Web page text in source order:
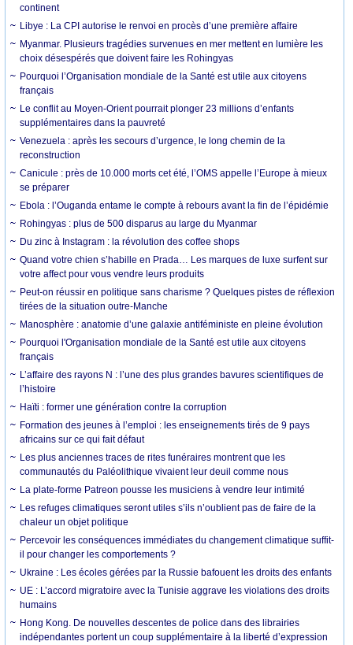
continent
Libye : La CPI autorise le renvoi en procès d’une première affaire
Myanmar. Plusieurs tragédies survenues en mer mettent en lumière les
choix désespérés que doivent faire les Rohingyas
Pourquoi l’Organisation mondiale de la Santé est utile aux citoyens
français
Le conflit au Moyen-Orient pourrait plonger 23 millions d’enfants
supplémentaires dans la pauvreté
Venezuela : après les secours d’urgence, le long chemin de la
reconstruction
Canicule : près de 10.000 morts cet été, l’OMS appelle l’Europe à mieux
se préparer
Ebola : l’Ouganda entame le compte à rebours avant la fin de l’épidémie
Rohingyas : plus de 500 disparus au large du Myanmar
Du zinc à Instagram : la révolution des coffee shops
Quand votre chien s’habille en Prada… Les marques de luxe surfent sur
votre affect pour vous vendre leurs produits
Peut-on réussir en politique sans charisme ? Quelques pistes de réflexion
tirées de la situation outre-Manche
Manosphère : anatomie d’une galaxie antiféministe en pleine évolution
Pourquoi l'Organisation mondiale de la Santé est utile aux citoyens
français
L’affaire des rayons N : l’une des plus grandes bavures scientifiques de
l’histoire
Haïti : former une génération contre la corruption
Formation des jeunes à l’emploi : les enseignements tirés de 9 pays
africains sur ce qui fait défaut
Les plus anciennes traces de rites funéraires montrent que les
communautés du Paléolithique vivaient leur deuil comme nous
La plate-forme Patreon pousse les musiciens à vendre leur intimité
Les refuges climatiques seront utiles s’ils n’oublient pas de faire de la
chaleur un objet politique
Percevoir les conséquences immédiates du changement climatique suffit-
il pour changer les comportements ?
Ukraine : Les écoles gérées par la Russie bafouent les droits des enfants
UE : L’accord migratoire avec la Tunisie aggrave les violations des droits
humains
Hong Kong. De nouvelles descentes de police dans des librairies
indépendantes portent un coup supplémentaire à la liberté d’expression